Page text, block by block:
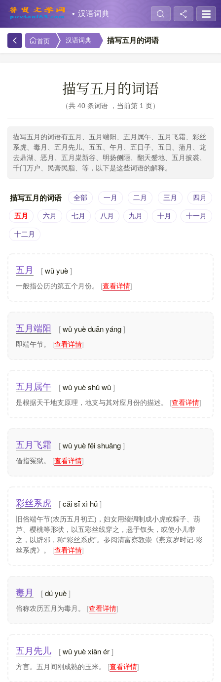
汉语词典
首页 汉语词典 描写五月的词语
描写五月的词语
共 40 条词语 ，当前第 1 页
描写五月的词语有五月、五月端阳、五月属午、五月飞霜、彩丝
系虎、毒月、五月先儿、五五、午月、五日子、五日、蒲月、龙
去鼎湖、恶月、五月粜新谷、明扬侧陋、翻天蹙地、五月披裘、
千门万户、民膏民脂、等，以下是这些词语的解释。
描写五月的词语 全部 一月 二月 三月 四月
五月 六月 七月 八月 九月 十月 十一月
十二月
五月 wǔ yuè
一般指公历的第五个月份。 [查看详情]
五月端阳 wǔ yuè duān yáng
即端午节。 [查看详情]
五月属午 wǔ yuè shǔ wǔ
是根据天干地支原理，地支与其对应月份的描述。 [查看详情]
五月飞霜 wǔ yuè fēi shuāng
借指冤狱。 [查看详情]
彩丝系虎 cǎi sī xì hǔ
旧俗端午节(农历五月初五)，妇女用绫绸制成小虎或粽子、葫
芦、樱桃等形状，以五彩丝线穿之，悬于钗头，或使小儿带
之，以辟邪，称“彩丝系虎”。参阅清富察敦崇《燕京岁时记·彩
丝系虎》。 [查看详情]
毒月 dú yuè
俗称农历五月为毒月。 [查看详情]
五月先儿 wǔ yuè xiān ér
方言。五月间刚成熟的玉米。 [查看详情]